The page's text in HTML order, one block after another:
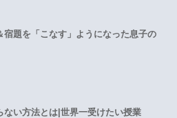
宿題を「こなす」ようになった息子の
ない方法とは|世界一受けたい授業